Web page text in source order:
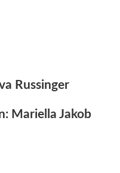
Russinger
Mariella Jakob